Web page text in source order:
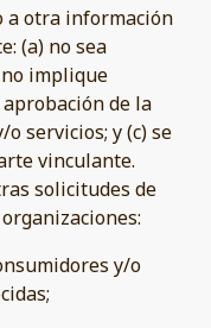
a otra información
(a) no sea
implique
de la
servicios; y (c) se
vinculante.
solicitudes de
y/o